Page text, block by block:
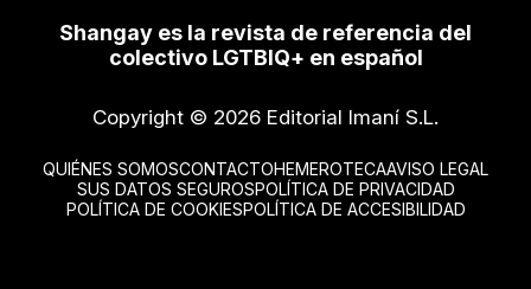
Shangay es la revista de referencia del
colectivo LGTBIQ+ en español
Copyright © 2026 Editorial Imaní S.L.
QUIÉNES SOMOSCONTACTOHEMEROTECAAVISO LEGAL
SUS DATOS SEGUROSPOLÍTICA DE PRIVACIDAD
POLÍTICA DE COOKIESPOLÍTICA DE ACCESIBILIDAD